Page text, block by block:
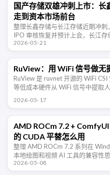
国产存储双雄冲刺上市：
走到资本市场前台
整理长鑫存储与长江存储近期冲
IPO 审核恢复并预计上会，长江
DRAM 与 NAND 两条主线正在同
2026-05-21
RuView：用 WiFi 信号做
RuView 是 ruvnet 开源的 WiFi
等低成本硬件从 WiFi 信号中提取
2026-05-17
AMD ROCm 7.2 +
的 CUDA 平替怎么用
整理 AMD ROCm 7.2 系列在
本地绘图和视频 AI 工具的兼容性
CUDA 平替路线的取 …
2026-05-08